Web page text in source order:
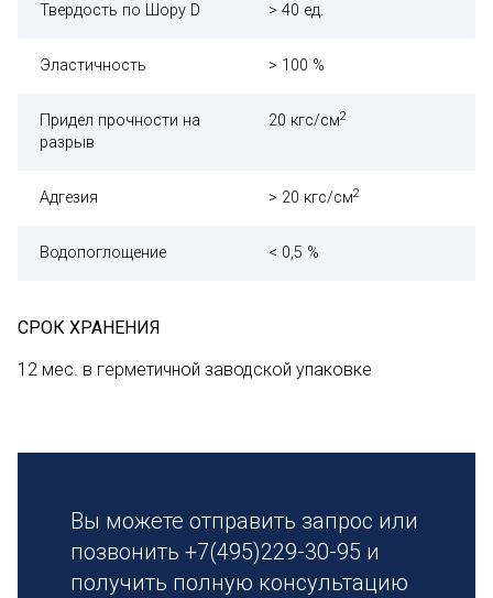
Твердость по Шору D > 40 ед.
Эластичность > 100 %
Придел прочности на
разрыв
20 кгс/см2
Адгезия > 20 кгс/см2
Водопоглощение < 0,5 %
СРОК ХРАНЕНИЯ
12 мес. в герметичной заводской упаковке
Вы можете отправить запрос или
позвонить +7(495)229-30-95 и
получить полную консультацию